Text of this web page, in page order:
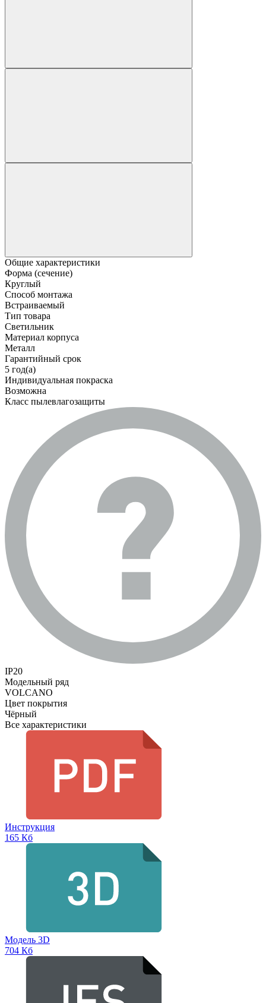
Общие характеристики
Форма (сечение)
Круглый
Способ монтажа
Встраиваемый
Тип товара
Светильник
Материал корпуса
Металл
Гарантийный срок
5 год(а)
Индивидуальная покраска
Возможна
Класс пылевлагозащиты
IP20
Модельный ряд
VOLCANO
Цвет покрытия
Чёрный
Все характеристики
Инструкция
165 Кб
Модель 3D
704 Кб